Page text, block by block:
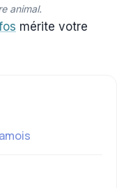
animal.
mérite votre